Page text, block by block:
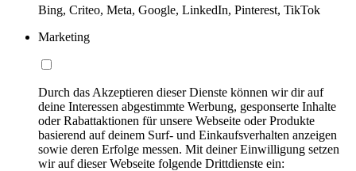
Bing, Criteo, Meta, Google, LinkedIn, Pinterest, TikTok
Marketing
Durch das Akzeptieren dieser Dienste können wir dir auf
deine Interessen abgestimmte Werbung, gesponserte Inhalte
oder Rabattaktionen für unsere Webseite oder Produkte
basierend auf deinem Surf- und Einkaufsverhalten anzeigen
sowie deren Erfolge messen. Mit deiner Einwilligung setzen
wir auf dieser Webseite folgende Drittdienste ein: